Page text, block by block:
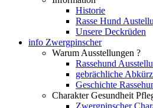
Historie
Rasse Hund
Unsere Deckrüden
info Zwergpinscher
Warum Ausstellungen ?
Rassehund
gebrächliche
Geschichte
Charakter Gesundheit
Zwergpinscher